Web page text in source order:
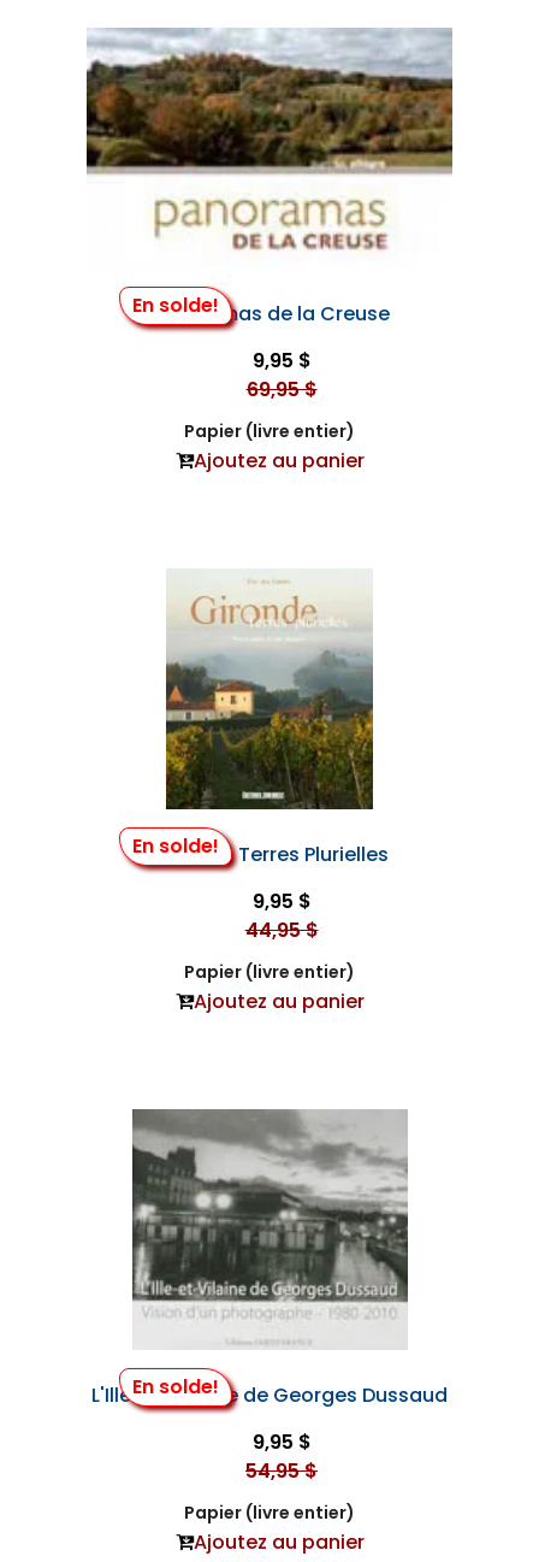
En solde!
Panoramas de la Creuse
9,95 $
69,95 $
Papier (livre entier)
Ajoutez au panier
En solde!
Gironde, Terres Plurielles
9,95 $
44,95 $
Papier (livre entier)
Ajoutez au panier
En solde!
L'Ille-et-Vilaine de Georges Dussaud
9,95 $
54,95 $
Papier (livre entier)
Ajoutez au panier